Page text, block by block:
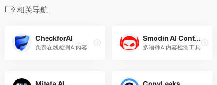
相关导航
CheckforAI
免费在线检测AI内容
Smodin AI Content Detector
多语种AI内容检测工具